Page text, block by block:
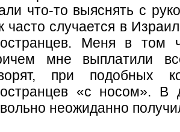
что-то выяснять с
часто случается в
Меня в том
мне выплатили
при подобных
«с носом». В
неожиданно